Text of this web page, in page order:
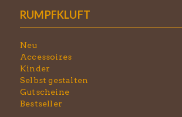
RUMPFKLUFT
Neu
Accessoires
Kinder
Selbst gestalten
Gutscheine
Bestseller